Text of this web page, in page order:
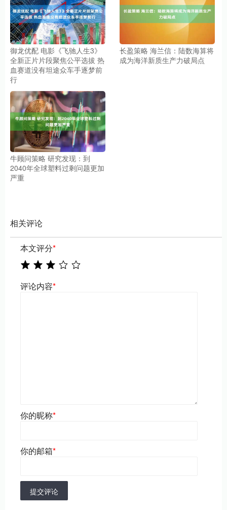
御龙优配 电影《飞驰人生3》
全新正片片段聚焦公平选拔 热
血赛道没有坦途众车手逐梦前
行
长盈策略 海兰信：陆数海算将
成为海洋新质生产力破局点
牛顾问策略 研究发现：到
2040年全球塑料过剩问题更加
严重
相关评论
本文评分*
评论内容*
你的昵称*
你的邮箱*
提交评论